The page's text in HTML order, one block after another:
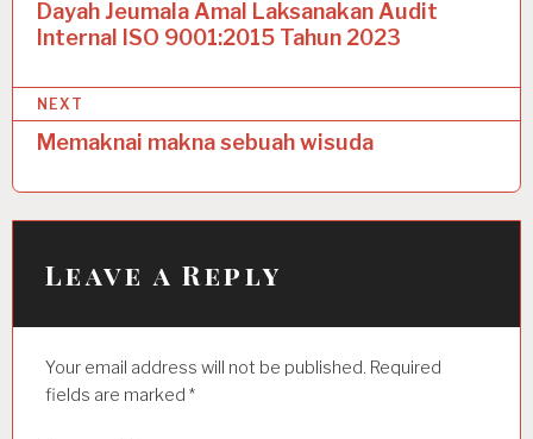
o
t
n
v
a
Dayah Jeumala Amal Laksanakan Audit
Internal ISO 9001:2015 Tahun 2023
NEXT
Memaknai makna sebuah wisuda
Leave a Reply
Your email address will not be published. Required
fields are marked *